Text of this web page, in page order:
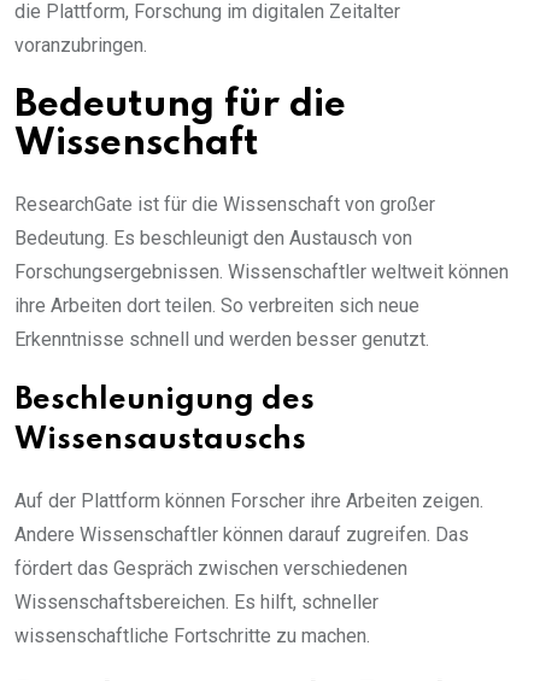
die Plattform, Forschung im digitalen Zeitalter
voranzubringen.
Bedeutung für die
Wissenschaft
ResearchGate ist für die Wissenschaft von großer
Bedeutung. Es beschleunigt den Austausch von
Forschungsergebnissen. Wissenschaftler weltweit können
ihre Arbeiten dort teilen. So verbreiten sich neue
Erkenntnisse schnell und werden besser genutzt.
Beschleunigung des
Wissensaustauschs
Auf der Plattform können Forscher ihre Arbeiten zeigen.
Andere Wissenschaftler können darauf zugreifen. Das
fördert das Gespräch zwischen verschiedenen
Wissenschaftsbereichen. Es hilft, schneller
wissenschaftliche Fortschritte zu machen.